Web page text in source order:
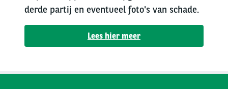
derde partij en eventueel foto's van schade.
Lees hier meer